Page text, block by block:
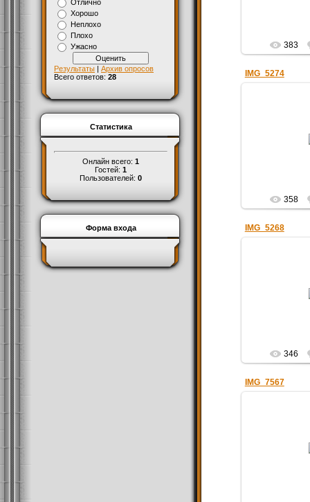
Отлично
Хорошо
Неплохо
Плохо
Ужасно
Результаты | Архив опросов
Всего ответов: 28
Статистика
Онлайн всего: 1
Гостей: 1
Пользователей: 0
Форма входа
383
IMG_5274
358
IMG_5268
346
IMG_7567